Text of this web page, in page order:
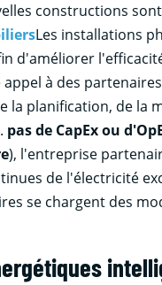
constructions
Les installations
d'améliorer
appel à des
la planification, de la
pas de CapEx ou
), l'entreprise
de l'électricité
se chargent des